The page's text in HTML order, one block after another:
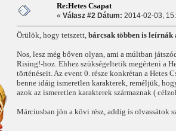
Re:Hetes Csapat
« Válasz #2 Dátum: 2014-02-03,
Örülök, hogy tetszett, bárcsak többen is
Nos, lesz még bőven olyan, ami a múltban
Rising!-hoz. Ehhez szükségeltetik megérteni a
történéseit. Az event 0. része konkrétan a Hetes
benne idáig ismeretlen karakterek, reméljük,
azok az ismeretlen karakterek származnak (
Márciusban jön a kövi rész, addig is olvassátok